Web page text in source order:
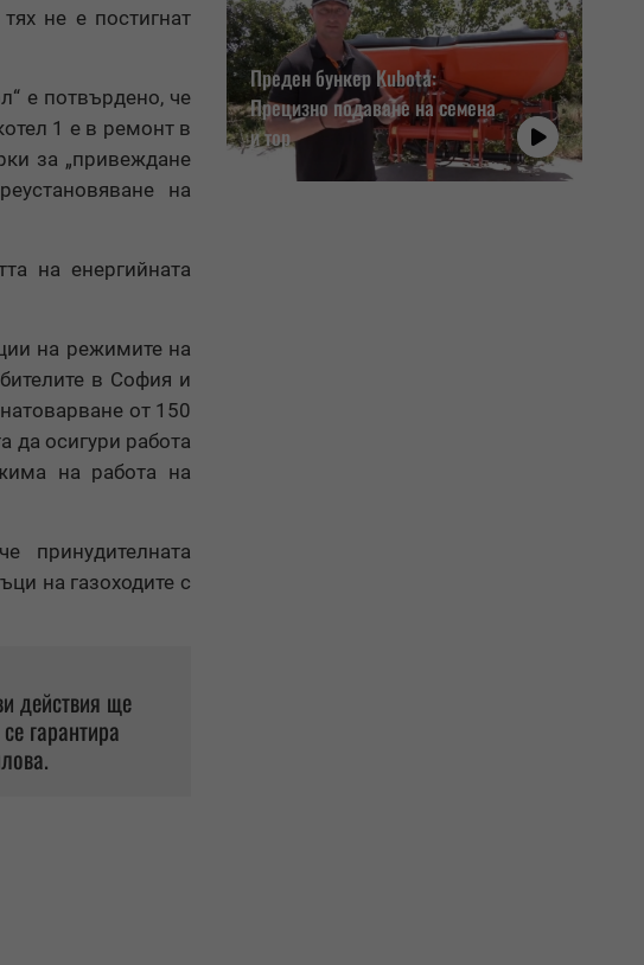
не е постигнат
е потвърдено, че
1 е в ремонт в
за „привеждане
на
на енергийната
на режимите на
в София и
от 150
да осигури работа
на работа на
принудителната
на газоходите с
действия ще
гарантира
Преден бункер Kubota:
Прецизно подаване на семена
и тор